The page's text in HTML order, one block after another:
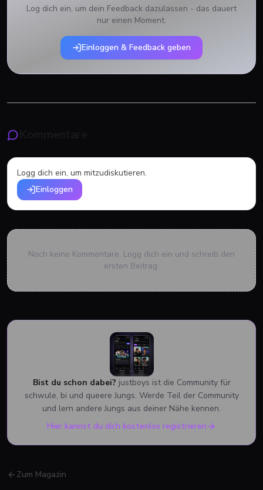
Log dich ein, um dein Feedback dazulassen - das dauert
nur einen Moment.
Einloggen & Feedback geben
Logg dich ein, um mitzudiskutieren.
Einloggen
Noch keine Kommentare. Logg dich ein und schreib den
ersten Beitrag.
Bist du schon dabei? justboys ist die Community für
schwule, bi und queere Jungs. Werde Teil der Community
und lern andere Jungs aus deiner Nähe kennen.
Hier kannst du dich kostenlos registrieren
Zum Magazin